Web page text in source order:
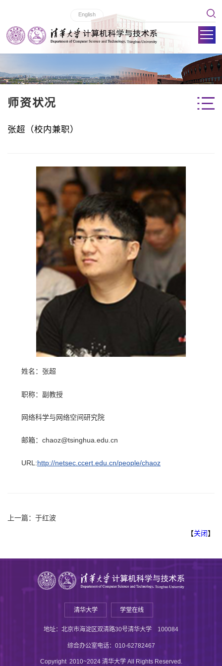
English
张超（校内兼职）
姓名：张超
职称：副教授
网络科学与网络空间研究院
邮箱：chaoz@tsinghua.edu.cn
URL:http://netsec.ccert.edu.cn/people/chaoz
上一篇： 于红波
【关闭】
师资状况
清华大学 学堂在线
地址：北京市海淀区双清路30号清华大学 100084
综合办公室电话：010-62782467
Copyright 2010~2024 清华大学 All Rights Reserved.